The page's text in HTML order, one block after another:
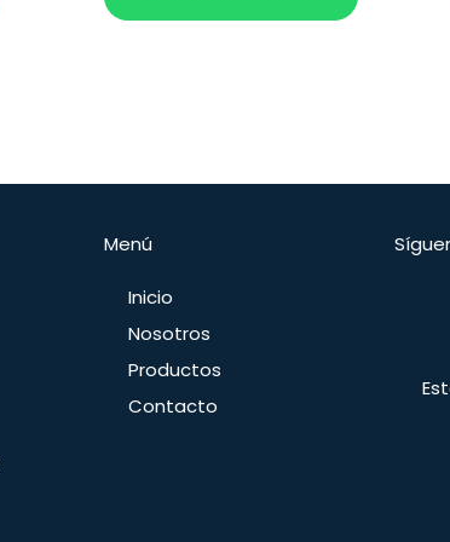
Menú
Inicio
Nosotros
Productos
Contacto